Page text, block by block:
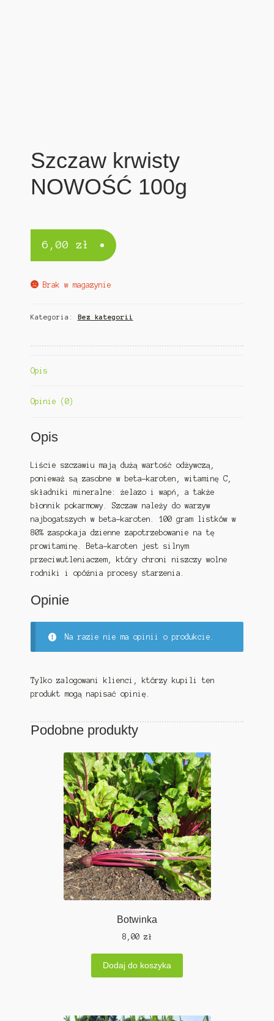
Szczaw krwisty
NOWOŚĆ 100g
6,00 zł
Brak w magazynie
Kategoria: Bez kategorii
Opis
Opinie (0)
Opis
Liście szczawiu mają dużą wartość odżywczą,
ponieważ są zasobne w beta-karoten, witaminę C,
składniki mineralne: żelazo i wapń, a także
błonnik pokarmowy. Szczaw należy do warzyw
najbogatszych w beta-karoten. 100 gram listków w
80% zaspokaja dzienne zapotrzebowanie na tę
prowitaminę. Beta-karoten jest silnym
przeciwutleniaczem, który chroni niszczy wolne
rodniki i opóźnia procesy starzenia.
Opinie
Na razie nie ma opinii o produkcie.
Tylko zalogowani klienci, którzy kupili ten
produkt mogą napisać opinię.
Podobne produkty
Botwinka
8,00 zł
Dodaj do koszyka